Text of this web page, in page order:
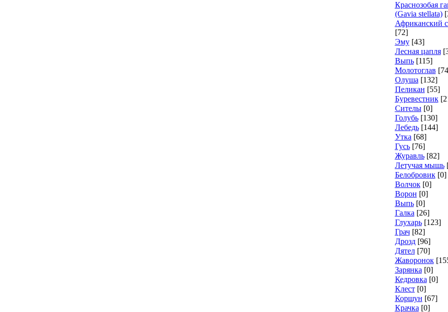
Краснозобая
(Gavia stellata)
Африканский
[72]
Эму [43]
Лесная цапля
Выпь [115]
Молотоглав
Олуша [132]
Пеликан [55]
Буревестник
Сителы [0]
Голубь [130]
Лебедь [144]
Утка [68]
Гусь [76]
Журавль [82]
Летучая мышь
Белобровик [0]
Волчок [0]
Ворон [0]
Выпь [0]
Галка [26]
Глухарь [123]
Грач [82]
Дрозд [96]
Дятел [70]
Жаворонок
Зарянка [0]
Кедровка [0]
Клест [0]
Коршун [67]
Крачка [0]